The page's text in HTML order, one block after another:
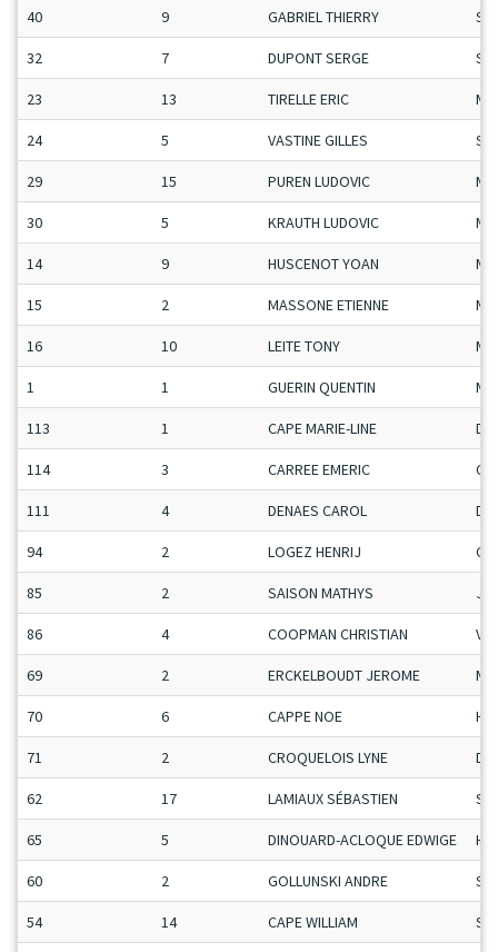
40 9 GABRIEL THIERRY
32 7 DUPONT SERGE
23 13 TIRELLE ERIC
24 5 VASTINE GILLES
29 15 PUREN LUDOVIC
30 5 KRAUTH LUDOVIC
14 9 HUSCENOT YOAN
15 2 MASSONE ETIENNE
16 10 LEITE TONY
1 1 GUERIN QUENTIN
113 1 CAPE MARIE-LINE
114 3 CARREE EMERIC
111 4 DENAES CAROL
94 2 LOGEZ HENRIJ
85 2 SAISON MATHYS
86 4 COOPMAN CHRISTIAN Vet
69 2 ERCKELBOUDT JEROME
70 6 CAPPE NOE H-C
71 2 CROQUELOIS LYNE
62 17 LAMIAUX SÉBASTIEN
65 5 DINOUARD-ACLOQUE EDWIGE H-C
60 2 GOLLUNSKI ANDRE
54 14 CAPE WILLIAM